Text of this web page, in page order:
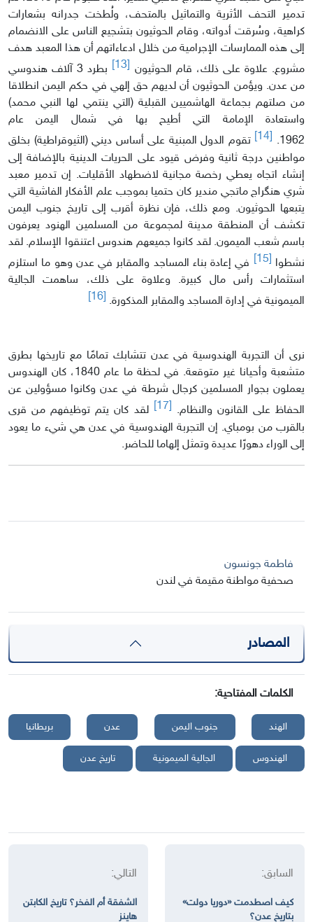
تدمير التحف الأثرية والتماثيل بالمتحف، ولُطخت جدرانه بشعارات
كراهية، وسُرقت أدواته، وقام الحوثيون بتشجيع الناس على الانضمام
إلى هذه الممارسات الإجرامية من خلال ادعاءاتهم أن هذا المعبد هدف
مشروع. علاوة على ذلك، قام الحوثيون
بطرد 3 آلاف هندوسي
من عدن. ويؤمن الحوثيون أن لديهم حق إلهي في حكم اليمن انطلاقا
من صلتهم بجماعة الهاشميين القبلية (التي ينتمي لها النبي محمد)
واستعادة الإمامة التي أطيح بها في شمال اليمن عام
1962.
تقوم الدول المبنية على أساس ديني (الثيوقراطية) بخلق
مواطنين درجة ثانية وفرض قيود على الحريات الدينية بالإضافة إلى
إنشاء اتجاه يعطي رخصة مجانية لاضطهاد الأقليات. إن تدمير معبد
شري هنگراج ماتجي مندير كان حتميا بموجب علم الأفكار الفاشية التي
يتبعها الحوثيون. ومع ذلك، فإن نظرة أقرب إلى تاريخ جنوب اليمن
تكشف أن المنطقة مدينة لمجموعة من المسلمين الهنود يعرفون
باسم شعب الميمون. لقد كانوا جميعهم هندوس اعتنقوا الإسلام. لقد
نشطوا
في إعادة بناء المساجد والمقابر في عدن وهو ما استلزم
استثمارات رأس مال كبيرة. وعلاوة على ذلك، ساهمت الجالية
الميمونية في إدارة المساجد والمقابر المذكورة.
نرى أن التجربة الهندوسية في عدن تتشابك تمامًا مع تاريخها بطرق
متشعبة وأحيانا غير متوقعة. في لحظة ما عام 1840، كان الهندوس
يعملون بجوار المسلمين كرجال شرطة في عدن وكانوا مسؤولين عن
الحفاظ على القانون والنظام.
لقد كان يتم توظيفهم من قرى
بالقرب من بومباي. إن التجربة الهندوسية في عدن هي شيء ما يعود
إلى الوراء دهورًا عديدة وتمثل إلهاما للحاضر.
فاطمة جونسون
صحفية مواطنة مقيمة في لندن
المصادر
الكلمات المفتاحية:
الهند جنوب اليمن عدن بريطانيا
الهندوس الجالية الميمونية تاريخ عدن
السابق:
كيف اصطدمت «دوريا دولت»
بتاريخ عدن؟
التالي:
الشفقة أم الفخر؟ تاريخ الكابتن
هاينز